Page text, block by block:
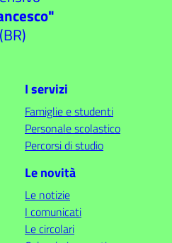
I servizi
Famiglie e studenti
Personale scolastico
Percorsi di studio
Le novità
Le notizie
I comunicati
Le circolari